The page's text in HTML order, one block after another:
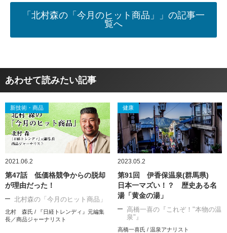
「北村森の「今月のヒット商品」」の記事一
覧へ
あわせて読みたい記事
新技術・商品
2021.06.2
第47話 低価格競争からの脱却
が理由だった！
北村森の「今月のヒット商品」
北村 森氏 / 『日経トレンディ』元編集
長／商品ジャーナリスト
健康
2023.05.2
第91回 伊香保温泉(群馬県)
日本一マズい！？ 歴史ある名
湯「黄金の湯」
高橋一喜の『これぞ！"本物の温
泉"』
高橋一喜氏 / 温泉アナリスト